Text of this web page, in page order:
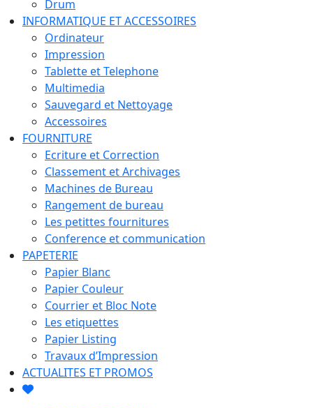
Drum
INFORMATIQUE ET ACCESSOIRES
Ordinateur
Impression
Tablette et Telephone
Multimedia
Sauvegard et Nettoyage
Accessoires
FOURNITURE
Ecriture et Correction
Classement et Archivages
Machines de Bureau
Rangement de bureau
Les petittes fournitures
Conference et communication
PAPETERIE
Papier Blanc
Papier Couleur
Courrier et Bloc Note
Les etiquettes
Papier Listing
Travaux d’Impression
ACTUALITES ET PROMOS